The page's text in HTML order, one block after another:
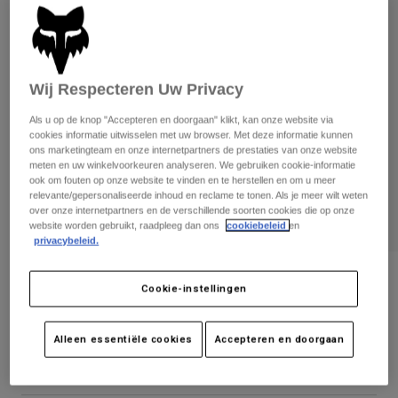
Broeken
Korte broeken
Jassen
Handschoenen
Beschermingen
Accessoires
Onderdelen
Broeken
Protections
Brillen
Sokken
Spare parts
Overhemden
Alles bekijken
Women
T-Shirts & Tops
Hoodies en truien
Jassen
Alles bekijken
Beschermers
Brillen
Socks
Alles bekijken
Moto
Helmen
Shirts
Pants
Beschermers
Boardshort Overhead 18 inch
Artikelnummer32313
Price reduced from
€ 59,99to€ 30,00 50% OFF
Wij Respecteren Uw Privacy
Als u op de knop "Accepteren en doorgaan" klikt, kan onze website via
cookies informatie uitwisselen met uw browser. Met deze informatie kunnen
ons marketingteam en onze internetpartners de prestaties van onze website
meten en uw winkelvoorkeuren analyseren. We gebruiken cookie-informatie
ook om fouten op onze website te vinden en te herstellen en om u meer
relevante/gepersonaliseerde inhoud en reclame te tonen. Als je meer wilt weten
over onze internetpartners en de verschillende soorten cookies die op onze
website worden gebruikt, raadpleeg dan ons
cookiebeleid en
privacybeleid.
Cookie-instellingen
Alleen essentiële cookies Accepteren en doorgaan